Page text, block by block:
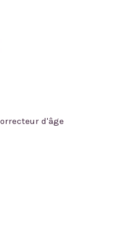
d'âge